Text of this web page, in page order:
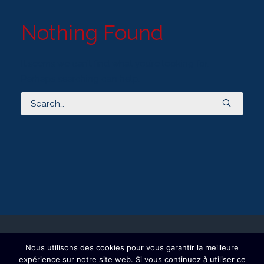
Nothing Found
© 2026 Ecurie Christel Boulard : Formation et valorisation des chevaux. All
Nous utilisons des cookies pour vous garantir la meilleure
expérience sur notre site web. Si vous continuez à utiliser ce